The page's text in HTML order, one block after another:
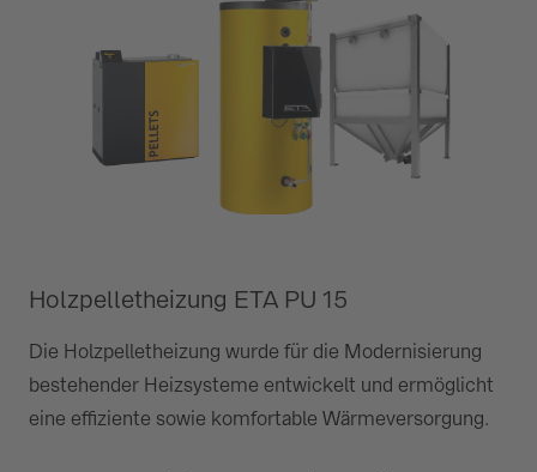
Holzpelletheizung ETA PU 15
Die Holzpelletheizung wurde für die Modernisierung
bestehender Heizsysteme entwickelt und ermöglicht
eine effiziente sowie komfortable Wärmeversorgung.